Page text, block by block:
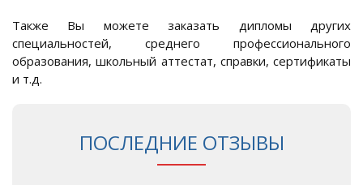
Также Вы можете заказать дипломы других
специальностей, среднего профессионального
образования, школьный аттестат, справки, сертификаты
и т.д.
ПОСЛЕДНИЕ ОТЗЫВЫ